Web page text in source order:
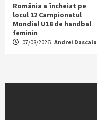
România a încheiat pe
locul 12 Campionatul
Mondial U18 de handbal
feminin
07/08/2026 Andrei Dascalu